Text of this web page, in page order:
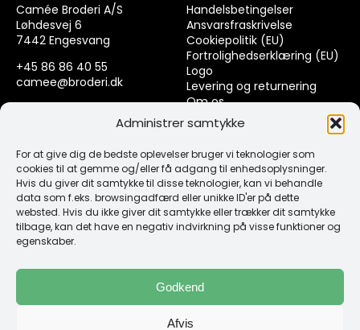
Administrer samtykke
For at give dig de bedste oplevelser bruger vi teknologier som
cookies til at gemme og/eller få adgang til enhedsoplysninger.
Hvis du giver dit samtykke til disse teknologier, kan vi behandle
data som f.eks. browsingadfærd eller unikke ID'er på dette
websted. Hvis du ikke giver dit samtykke eller trækker dit samtykke
tilbage, kan det have en negativ indvirkning på visse funktioner og
egenskaber.
Godkend
Afvis
Camée Broderi A/S
Løhdesvej 6
7442 Engesvang
+45 86 86 40 55
camee@broderi.dk
Handelsbetingelser
Ansvarsfraskrivelse
Cookiepolitik (EU)
Fortrolighedserklæring (EU)
Logo
Levering og returnering
Om os
Kontakt
Links
Spørgsmål & Svar
Tråd
Design selv guide
Konto
Log ind